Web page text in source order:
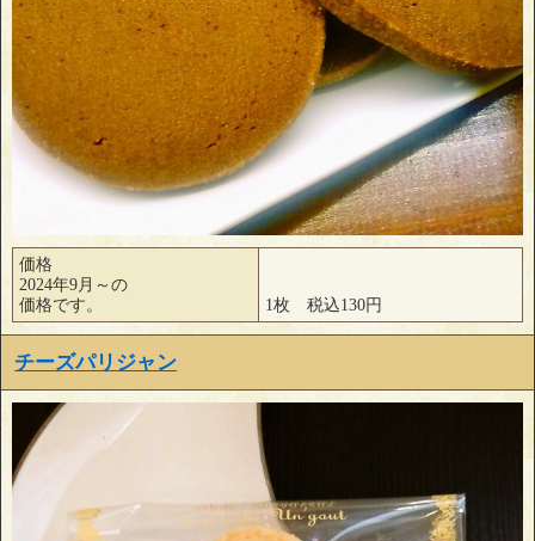
価格
2024年9月～の
価格です。
1枚 税込130円
チーズパリジャン